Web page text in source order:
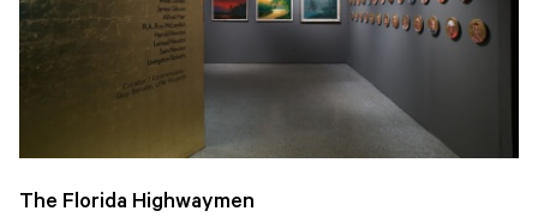
The Florida Highwaymen